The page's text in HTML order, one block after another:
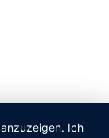
Ich